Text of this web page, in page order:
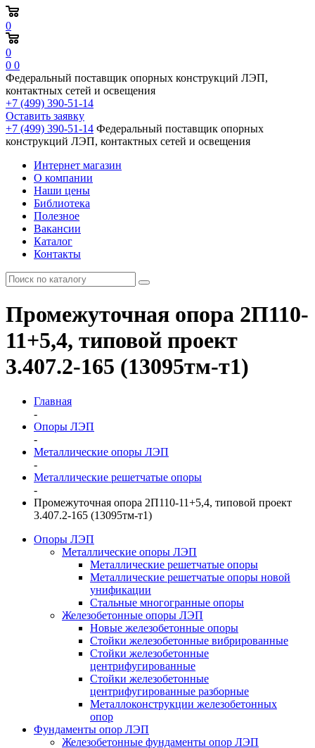
0
0
0 0
Федеральный поставщик опорных конструкций ЛЭП,
контактных сетей и освещения
+7 (499) 390-51-14
Оставить заявку
+7 (499) 390-51-14 Федеральный поставщик опорных
конструкций ЛЭП, контактных сетей и освещения
Интернет магазин
О компании
Наши цены
Библиотека
Полезное
Вакансии
Каталог
Контакты
Промежуточная опора 2П110-
11+5,4, типовой проект
3.407.2-165 (13095тм-т1)
Главная
-
Опоры ЛЭП
-
Металлические опоры ЛЭП
-
Металлические решетчатые опоры
-
Промежуточная опора 2П110-11+5,4, типовой проект
3.407.2-165 (13095тм-т1)
Опоры ЛЭП
Металлические опоры ЛЭП
Металлические решетчатые опоры
Металлические решетчатые опоры новой
унификации
Стальные многогранные опоры
Железобетонные опоры ЛЭП
Новые железобетонные опоры
Стойки железобетонные вибрированные
Стойки железобетонные
центрифугированные
Стойки железобетонные
центрифугированные разборные
Металлоконструкции железобетонных
опор
Фундаменты опор ЛЭП
Железобетонные фундаменты опор ЛЭП